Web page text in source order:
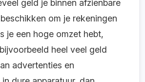
geld je binnen afzienbare
om je rekeningen
je een hoge omzet hebt,
heel veel geld
advertenties en